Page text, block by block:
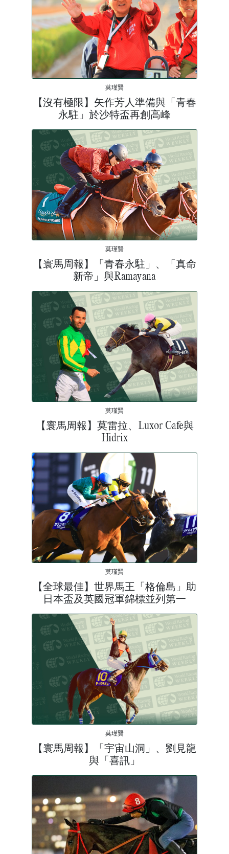
莫瑾賢
【沒有極限】矢作芳人準備與「青春
永駐」於沙特盃再創高峰
莫瑾賢
【寰馬周報】「青春永駐」、「真命
新帝」與Ramayana
莫瑾賢
【寰馬周報】莫雷拉、Luxor Cafe與
Hidrix
莫瑾賢
【全球最佳】世界馬王「格倫島」助
日本盃及英國冠軍錦標並列第一
莫瑾賢
【寰馬周報】「宇宙山洞」、劉見龍
與「喜訊」